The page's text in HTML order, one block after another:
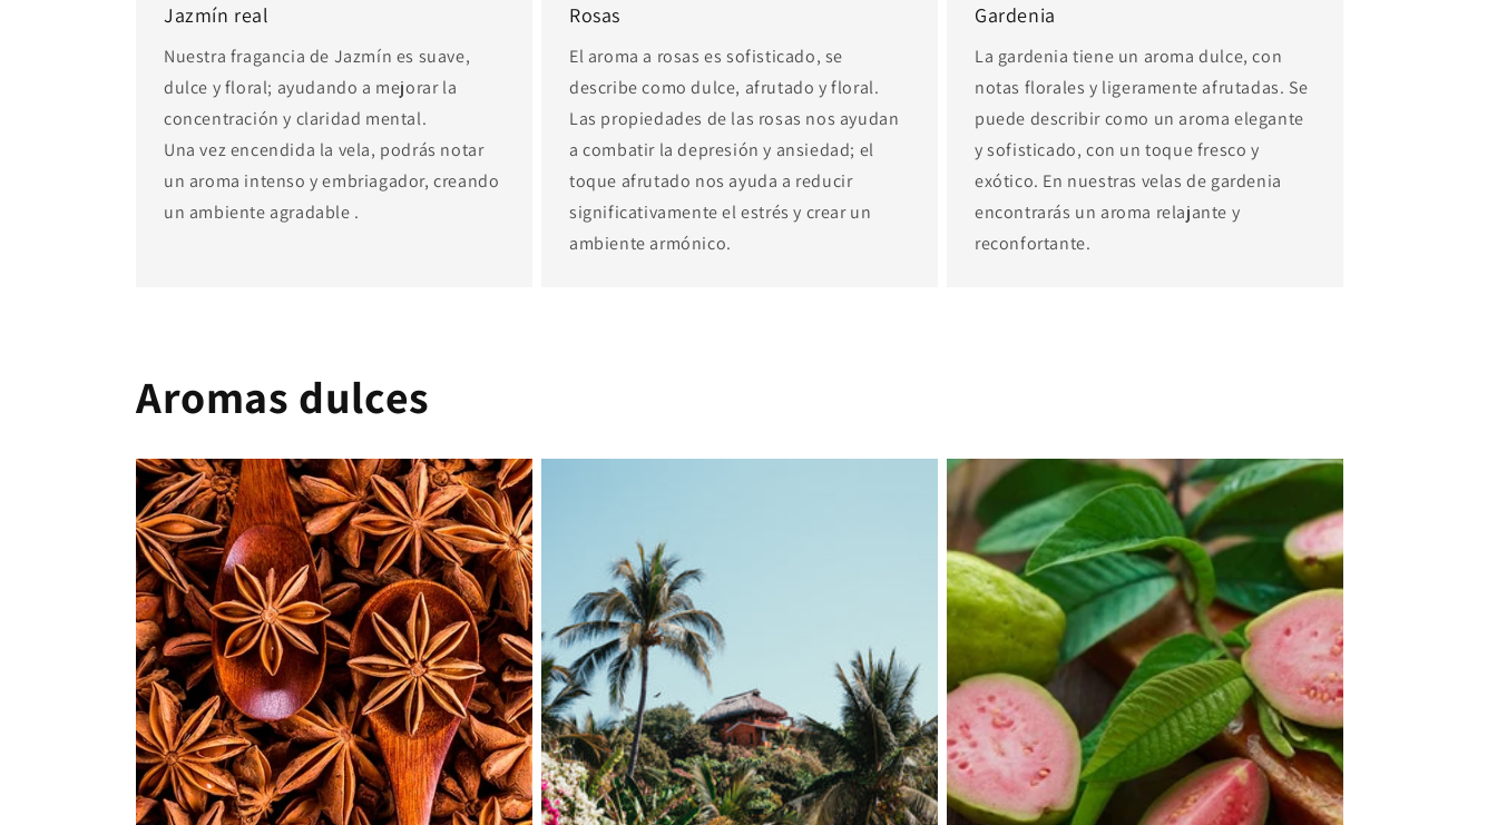
Jazmín real
Nuestra fragancia de Jazmín es suave,
dulce y floral; ayudando a mejorar la
concentración y claridad mental.
Una vez encendida la vela, podrás notar
un aroma intenso y embriagador, creando
un ambiente agradable .
Rosas
El aroma a rosas es sofisticado, se
describe como dulce, afrutado y floral.
Las propiedades de las rosas nos ayudan
a combatir la depresión y ansiedad; el
toque afrutado nos ayuda a reducir
significativamente el estrés y crear un
ambiente armónico.
Gardenia
La gardenia tiene un aroma dulce, con
notas florales y ligeramente afrutadas. Se
puede describir como un aroma elegante
y sofisticado, con un toque fresco y
exótico. En nuestras velas de gardenia
encontrarás un aroma relajante y
reconfortante.
Aromas dulces